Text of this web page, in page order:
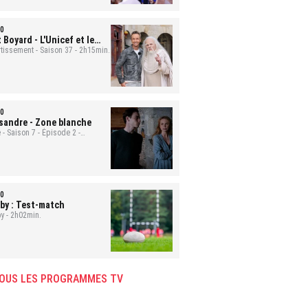
Boyard - L'Unicef et le
- Saison 37 - 2h15min.
- Zone blanche
- Saison 7 - Épisode 2 -
: Test-match
- 2h02min.
LES PROGRAMMES TV